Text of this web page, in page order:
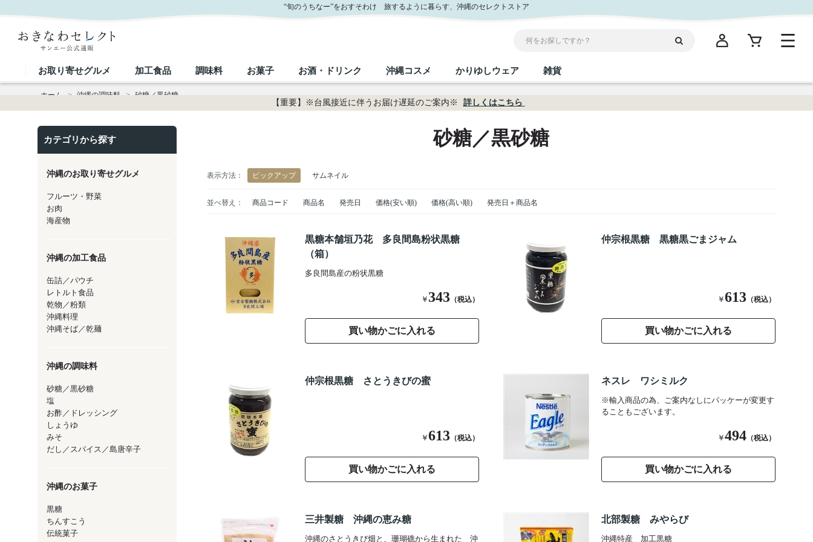
“旬のうちなー”をおすそわけ 旅するように暮らす、沖縄のセレクトストア
お取り寄せグルメ
沖縄のお取り寄せグルメすべて
フルーツ・野菜
加工食品
缶詰／パウチ
レトルト食品 乾物／粉類
調味料
砂糖／黒砂糖
しょうゆ みそ
お菓子
黒糖
おつまみ 紅芋 沖縄限定商品（ご当地）
お酒・ドリンク
沖縄のお酒・ドリンクすべて
泡盛
ドリンク 茶葉
沖縄コスメ
スキンケア
ヘアケア UVケア
かりゆしウェア
メンズ
雑貨
沖縄ファッション
【重要】※台風接近に伴うお届け遅延のご案内※ 詳しくはこちら
ホーム > 沖縄の調味料 > 砂糖／黒砂糖
カテゴリから探す
沖縄のお取り寄せグルメ
フルーツ・野菜
お肉
海産物
沖縄の加工食品
缶詰／パウチ
レトルト食品
乾物／粉類
沖縄料理
沖縄そば／乾麺
沖縄の調味料
砂糖／黒砂糖
塩
お酢／ドレッシング
しょうゆ
みそ
だし／スパイス／島唐辛子
沖縄のお菓子
黒糖
ちんすこう
伝統菓子
砂糖／黒砂糖
表示方法： ピックアップ サムネイル
並べ替え： 商品コード 商品名 発売日 価格(安い順) 価格(高い順) 発売日＋商品名
黒糖本舗垣乃花 多良間島粉状黒糖
（箱）
多良間島産の粉状黒糖
￥ 343 （税込）
買い物かごに入れる
仲宗根黒糖 黒糖黒ごまジャム
￥613 （税込）
買い物かごに入れる
仲宗根黒糖 さとうきびの蜜
￥613 （税込）
買い物かごに入れる
ネスレ ワシミルク
※輸入商品の為、ご案内なしにパッケーが変更す
ることもございます。
￥494 （税込）
買い物かごに入れる
三井製糖 沖縄の恵み糖
沖縄のさとうきび畑と、珊瑚礁から生まれた 沖
北部製糖 みやらび
沖縄特産 加工黒糖